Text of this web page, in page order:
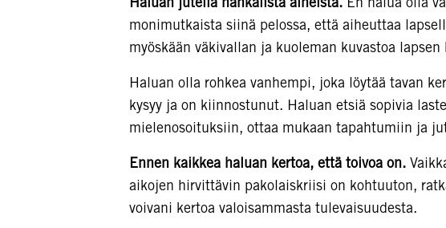
monimutkaista siinä pelossa, että aiheuttaa
myöskään väkivallan ja kuoleman kuvastoa
Haluan olla rohkea vanhempi, joka löytää tavan
kysyy ja on kiinnostunut. Haluan etsiä sopivia
mielenosoituksiin, ottaa mukaan tapahtumiin ja
Ennen kaikkea haluan kertoa, että toivoa on.
aikojen hirvittävin pakolaiskriisi on kohtuuton,
voivani kertoa valoisammasta tulevaisuudesta.